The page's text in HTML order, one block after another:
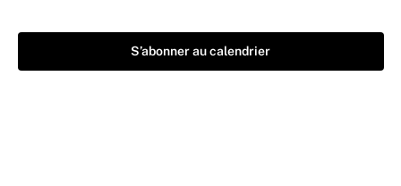
S’abonner au calendrier